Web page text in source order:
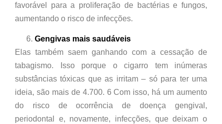
favorável para a proliferação de bactérias e fungos,
aumentando o risco de infecções.
Gengivas mais saudáveis
Elas também saem ganhando com a cessação de
tabagismo. Isso porque o cigarro tem inúmeras
substâncias tóxicas que as irritam – só para ter uma
ideia, são mais de 4.700. 6 Com isso, há um aumento
do risco de ocorrência de doença gengival,
periodontal e, novamente, infecções, que deixam o